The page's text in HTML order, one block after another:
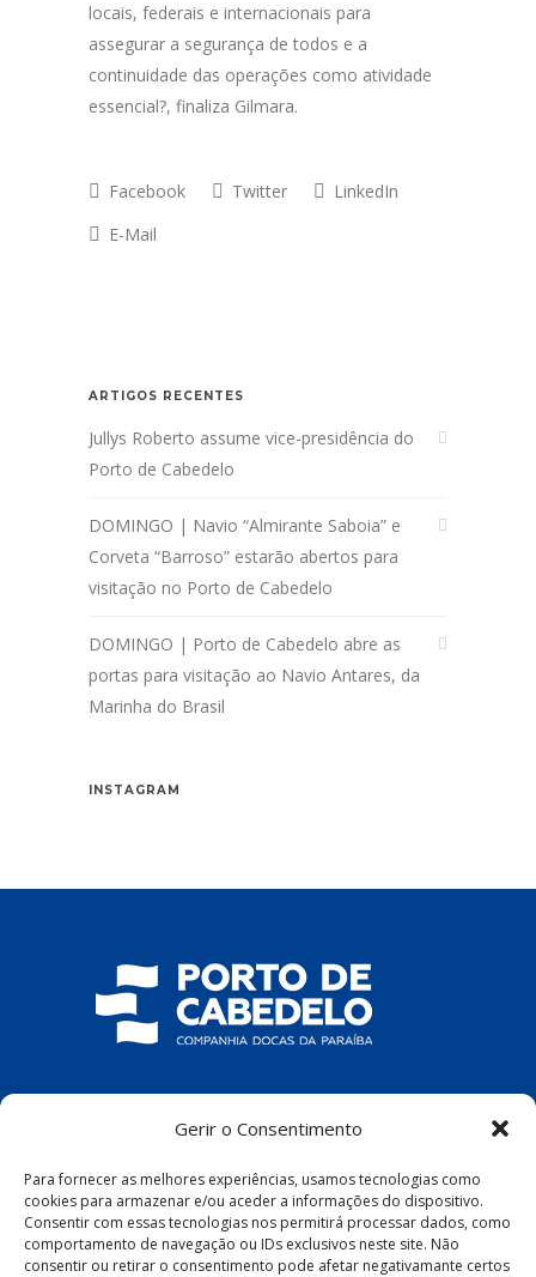
Gerir o Consentimento
Para fornecer as melhores experiências, usamos tecnologias como
cookies para armazenar e/ou aceder a informações do dispositivo.
Consentir com essas tecnologias nos permitirá processar dados, como
comportamento de navegação ou IDs exclusivos neste site. Não
consentir ou retirar o consentimento pode afetar negativamante certos
locais, federais e internacionais para
assegurar a segurança de todos e a
continuidade das operações como atividade
essencial?, finaliza Gilmara.
Facebook Twitter
LinkedIn
E-Mail
ARTIGOS RECENTES
Jullys Roberto assume vice-presidência do
Porto de Cabedelo
DOMINGO | Navio “Almirante Saboia” e
Corveta “Barroso” estarão abertos para
visitação no Porto de Cabedelo
DOMINGO | Porto de Cabedelo abre as
portas para visitação ao Navio Antares, da
Marinha do Brasil
INSTAGRAM
COMPANHIA DOCAS DA PARAÍBA
– PB, 58100-100